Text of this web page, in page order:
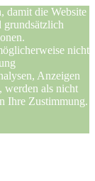
damit die Website
grundsätzlich
nicht
Anzeigen
werden als nicht
Ihre Zustimmung.